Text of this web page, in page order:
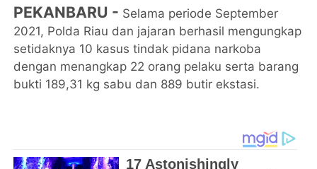
PEKANBARU - Selama periode September
2021, Polda Riau dan jajaran berhasil mengungkap
setidaknya 10 kasus tindak pidana narkoba
dengan menangkap 22 orang pelaku serta barang
bukti 189,31 kg sabu dan 889 butir ekstasi.